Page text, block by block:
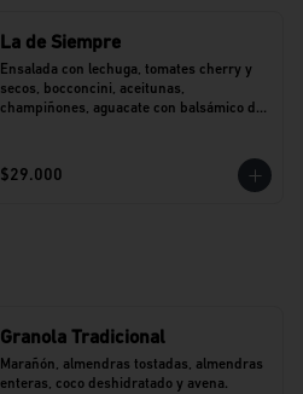
La de Siempre
Ensalada con lechuga, tomates cherry y
secos, bocconcini, aceitunas,
champiñones, aguacate con balsámico de
$29.000
Granola Tradicional
Marañón, almendras tostadas, almendras
enteras, coco deshidratado y avena.